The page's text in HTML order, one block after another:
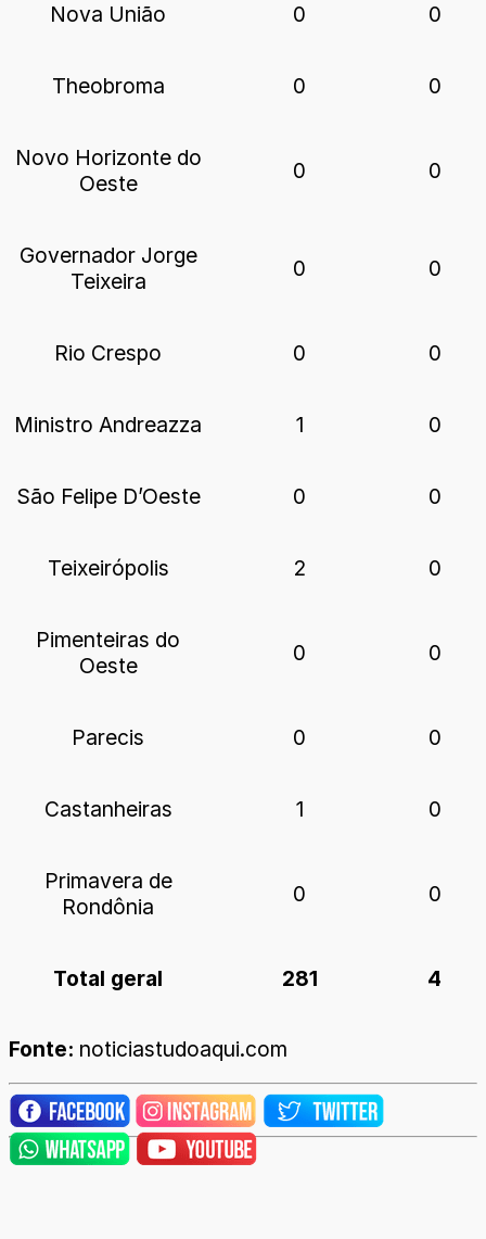
Nova União 0 0
Theobroma 0 0
Novo Horizonte do
Oeste
0 0
Governador Jorge
Teixeira
0 0
Rio Crespo 0 0
Ministro Andreazza 1 0
São Felipe D’Oeste 0 0
Teixeirópolis 2 0
Pimenteiras do
Oeste
0 0
Parecis 0 0
Castanheiras 1 0
Primavera de
Rondônia
0 0
Total geral 281 4
Fonte: noticiastudoaqui.com